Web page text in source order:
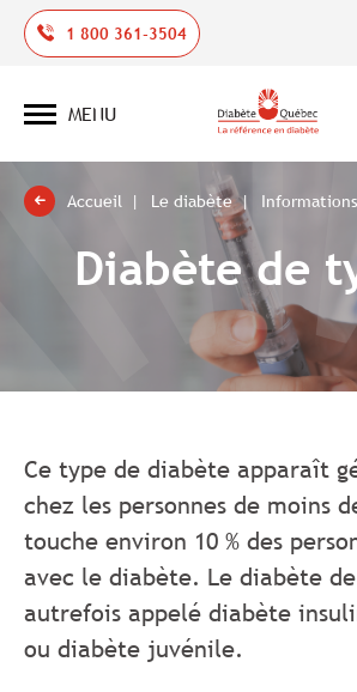
1 800 361-3504
Ouvrir
site
MENU
Accueil Le diabète
Diabète de
Ce type de diabète apparaît
chez les personnes de moins
touche environ 10 % des
avec le diabète. Le diabète
autrefois appelé diabète
ou diabète juvénile.